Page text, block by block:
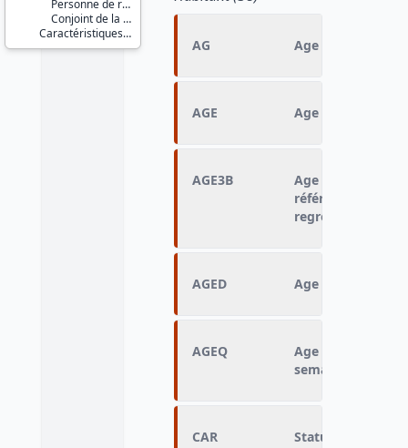
Personne de référence du logement / du ménage
Conjoint de la personne de référence du logement / du ménage
Caractéristiques d'enquête
AG Age en années
AGE Age à la fin de la
AGE3B
Age au dernier
référence (3
regroupement)
AGED Age en tranche
AGEQ
Age quinquennal
semaine de
CAR Statut de